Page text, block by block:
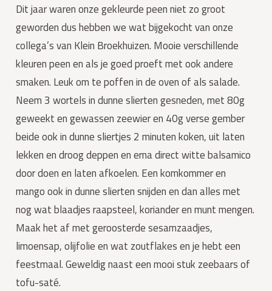
Dit jaar waren onze gekleurde peen niet zo groot
geworden dus hebben we wat bijgekocht van onze
collega’s van Klein Broekhuizen. Mooie verschillende
kleuren peen en als je goed proeft met ook andere
smaken. Leuk om te poffen in de oven of als salade.
Neem 3 wortels in dunne slierten gesneden, met 80g
geweekt en gewassen zeewier en 40g verse gember
beide ook in dunne sliertjes 2 minuten koken, uit laten
lekken en droog deppen en erna direct witte balsamico
door doen en laten afkoelen. Een komkommer en
mango ook in dunne slierten snijden en dan alles met
nog wat blaadjes raapsteel, koriander en munt mengen.
Maak het af met geroosterde sesamzaadjes,
limoensap, olijfolie en wat zoutflakes en je hebt een
feestmaal. Geweldig naast een mooi stuk zeebaars of
tofu-saté.